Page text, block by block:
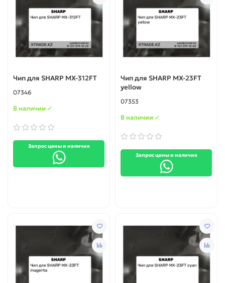
Чип для SHARP MX-312FT
07346
В наличии ✓
Запрос цены и наличия
Чип для SHARP MX-23FT
yellow
07353
В наличии ✓
Запрос цены и наличия